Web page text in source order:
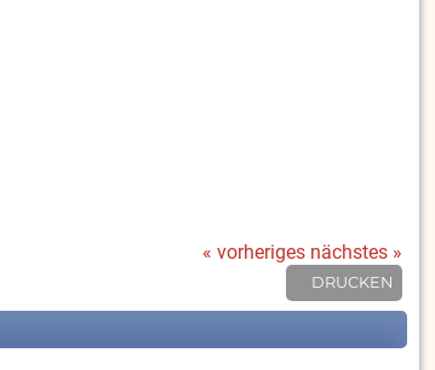
« vorheriges nächstes »
DRUCKEN